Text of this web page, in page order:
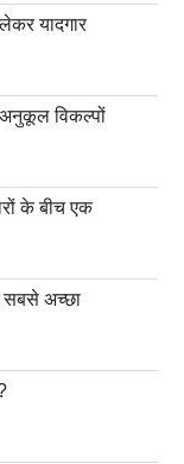
यादगार
अनुकूल विकल्पों
के बीच एक
अच्छा